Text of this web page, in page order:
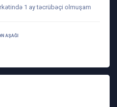
1 ay təcrübəçi olmuşam
AŞAĞI